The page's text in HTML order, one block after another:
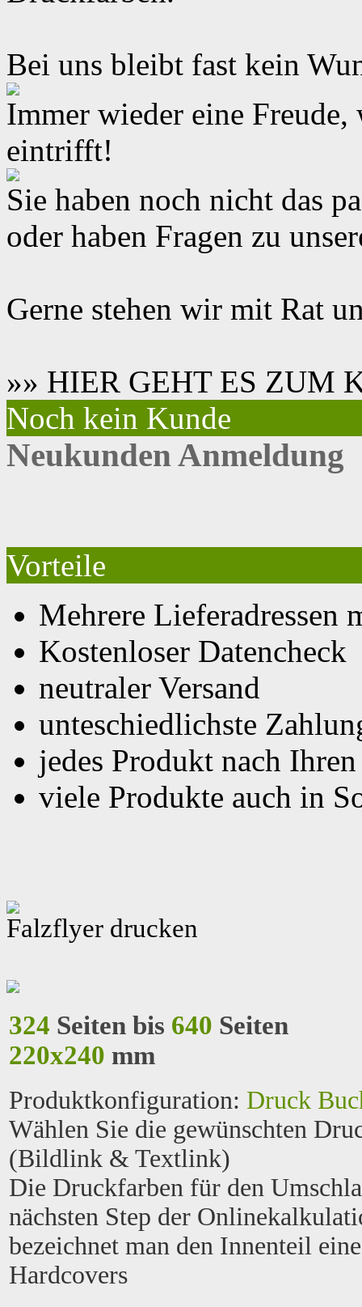
Bei uns bleibt fast kein
Immer wieder eine
eintrifft!
Sie haben noch nicht das
oder haben Fragen zu
Gerne stehen wir mit Rat
»» HIER GEHT ES ZUM
Noch kein Kunde
Neukunden Anmeldung
Vorteile
Mehrere Lieferadressen
Kostenloser Datencheck
neutraler Versand
unteschiedlichste
jedes Produkt nach
viele Produkte auch in
Falzflyer drucken
324 Seiten bis 640 Seiten
220x240 mm
Produktkonfiguration: Druck
Wählen Sie die gewünschten
(Bildlink & Textlink)
Die Druckfarben für den
nächsten Step der
bezeichnet man den Innenteil
Hardcovers